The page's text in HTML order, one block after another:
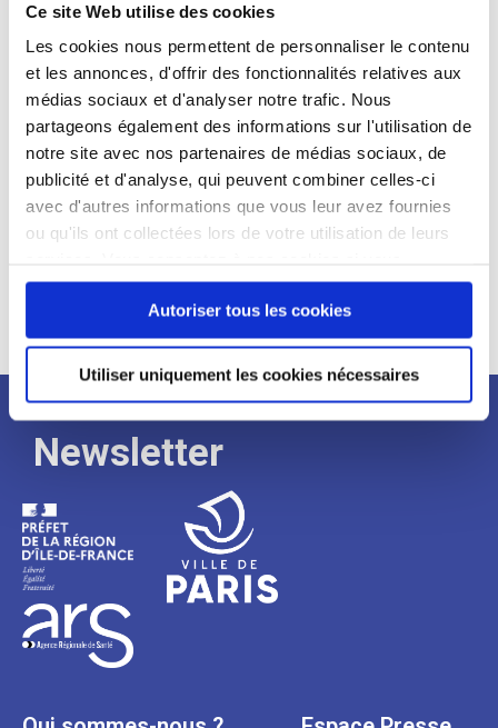
Ce site Web utilise des cookies
Les cookies nous permettent de personnaliser le contenu
et les annonces, d'offrir des fonctionnalités relatives aux
médias sociaux et d'analyser notre trafic. Nous
partageons également des informations sur l'utilisation de
notre site avec nos partenaires de médias sociaux, de
publicité et d'analyse, qui peuvent combiner celles-ci
avec d'autres informations que vous leur avez fournies
ou qu'ils ont collectées lors de votre utilisation de leurs
continuez à utiliser notre site Web.
Autoriser tous les cookies
Utiliser uniquement les cookies nécessaires
Qualifications et diplômes :
Profil recherché :
Expérience :
Processus
de
recrutement
Newsletter